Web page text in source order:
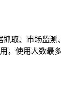
取、市场监
使用人数最